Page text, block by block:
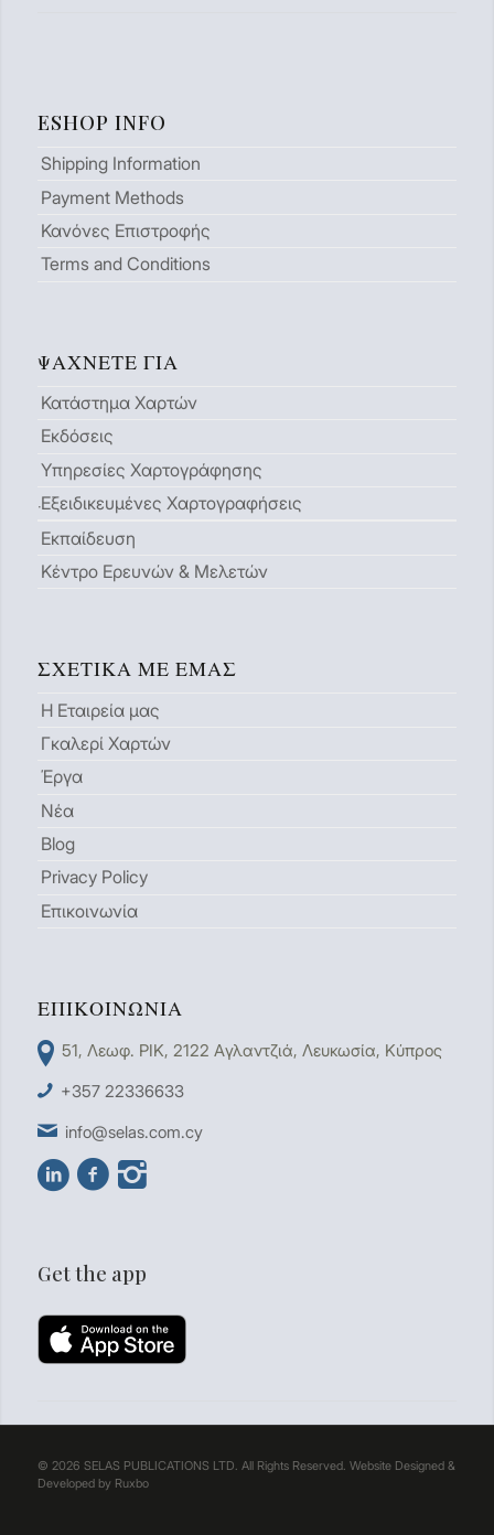
ESHOP INFO
Shipping Information
Payment Methods
Κανόνες Επιστροφής
Terms and Conditions
ΨΆΧΝΕΤΕ ΓΙΑ
Κατάστημα Χαρτών
Εκδόσεις
Υπηρεσίες Χαρτογράφησης
Εξειδικευμένες Χαρτογραφήσεις
Εκπαίδευση
Κέντρο Ερευνών & Μελετών
ΣΧΕΤΙΚΆ ΜΕ ΕΜΆΣ
Η Εταιρεία μας
Γκαλερί Χαρτών
Έργα
Νέα
Blog
Privacy Policy
Επικοινωνία
ΕΠΙΚΟΙΝΩΝΊΑ
51, Λεωφ. ΡΙΚ, 2122 Aγλαντζιά, Λευκωσία, Κύπρος
+357 22336633
info@selas.com.cy
Get the app
© 2026 SELAS PUBLICATIONS LTD. All Rights Reserved. Website Designed &
Developed by Ruxbo